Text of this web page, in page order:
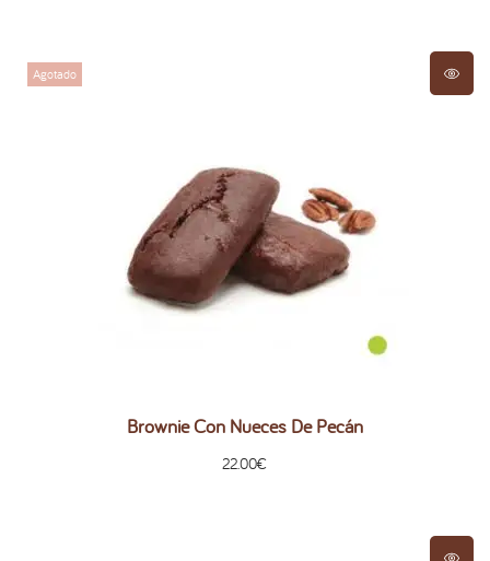
Agotado
Brownie Con Nueces De Pecán
22.00€